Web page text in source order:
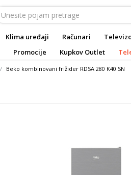
Klima uređaji Računari
Promocije Kupkov Outlet
Beko kombinovani frižider RDSA 280 K40 SN